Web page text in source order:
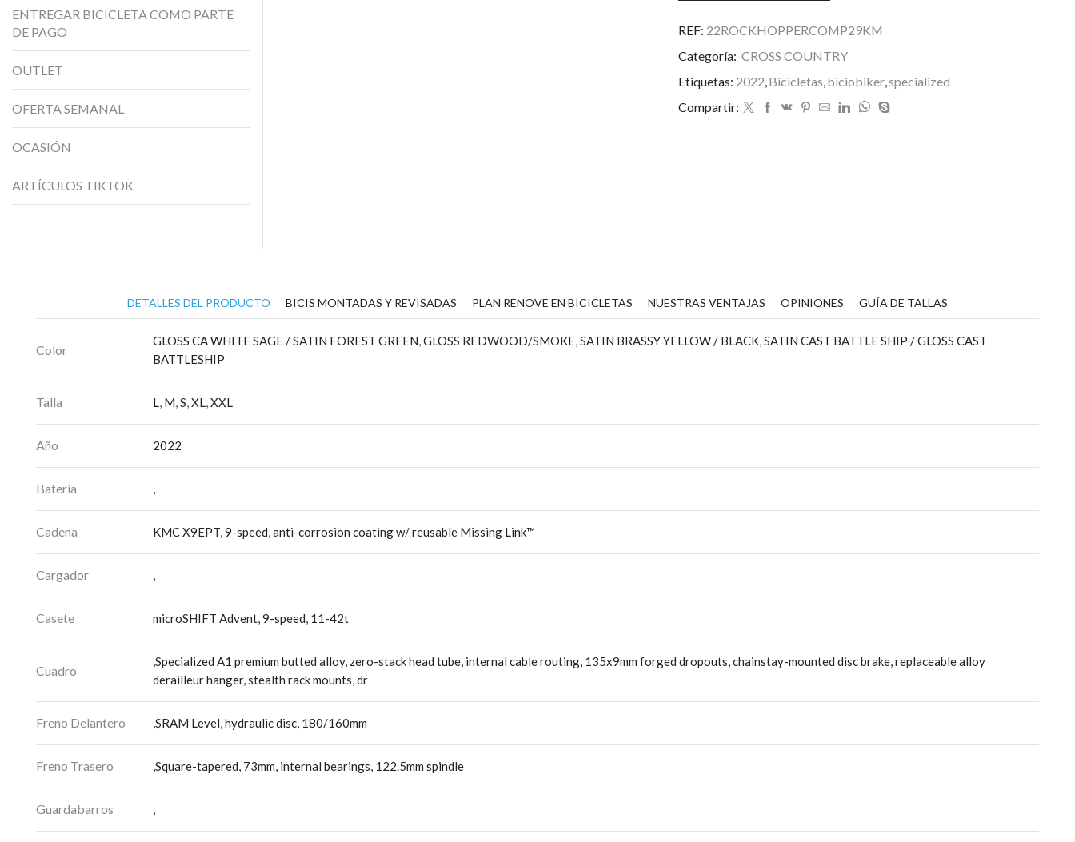
REF: 22ROCKHOPPERCOMP29KM
Categoría: CROSS COUNTRY
Etiquetas: 2022,Bicicletas,biciobiker,specialized
Compartir:
ENTREGAR BICICLETA COMO PARTE
DE PAGO
OUTLET
OFERTA SEMANAL
OCASIÓN
ARTÍCULOS TIKTOK
DETALLES DEL PRODUCTO BICIS MONTADAS Y REVISADAS PLAN RENOVE EN BICICLETAS NUESTRAS VENTAJAS OPINIONES GUÍA DE TALLAS
Color
GLOSS CA WHITE SAGE / SATIN FOREST GREEN,GLOSS REDWOOD/SMOKE,SATIN BRASSY YELLOW / BLACK,SATIN CAST BATTLE SHIP / GLOSS CAST
BATTLESHIP
Talla L, M,S,XL,XXL
Año 2022
Batería ,
Cadena KMC X9EPT, 9-speed, anti-corrosion coating w/ reusable Missing Link™
Cargador ,
Casete microSHIFT Advent, 9-speed, 11-42t
Cuadro
,Specialized A1 premium butted alloy, zero-stack head tube, internal cable routing, 135x9mm forged dropouts, chainstay-mounted disc brake, replaceable alloy
derailleur hanger, stealth rack mounts, dr
Freno Delantero ,SRAM Level, hydraulic disc, 180/160mm
Freno Trasero ,Square-tapered, 73mm, internal bearings, 122.5mm spindle
Guardabarros ,